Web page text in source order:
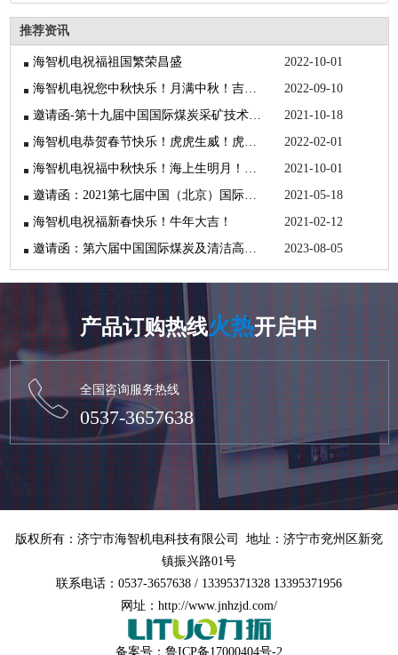
推荐资讯
海智机电祝福祖国繁荣昌盛
2022-10-01
海智机电祝您中秋快乐！月满中秋！吉祥如意！
2022-09-10
邀请函-第十九届中国国际煤炭采矿技术交流及设备展览会
2021-10-18
海智机电恭贺春节快乐！虎虎生威！虎年大吉！
2022-02-01
2021-10-01
邀请函：2021第七届中国（北京）国际矿业展览会
2021-05-18
海智机电祝福新春快乐！牛年大吉！
2021-02-12
2023-08-05
产品订购热线火热开启中
全国咨询服务热线
0537-3657638
版权所有：济宁市海智机电科技有限公司 地址：济宁市兖州区新兖
镇振兴路01号
联系电话：0537-3657638 / 13395371328 13395371956
网址：http://www.jnhzjd.com/
备案号： 鲁ICP备17000404号-2